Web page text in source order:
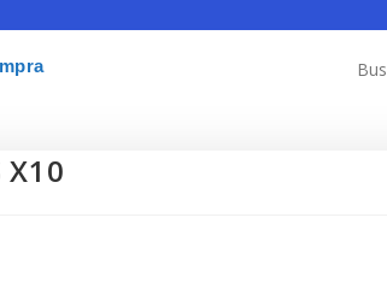
X10